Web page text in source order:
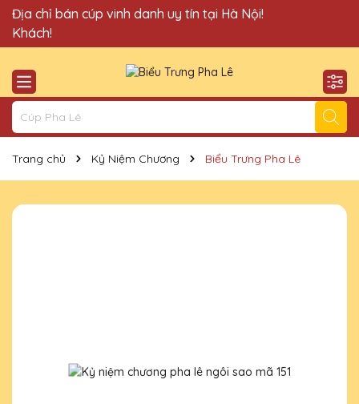
Quà Tặng Cúp Pha Lê Vinh Danh An Thảo xin chào Quý
Khách!
Địa chỉ bán cúp vinh danh uy tín tại Hà Nội!
Trang chủ Kỷ Niệm Chương Biểu Trưng Pha Lê